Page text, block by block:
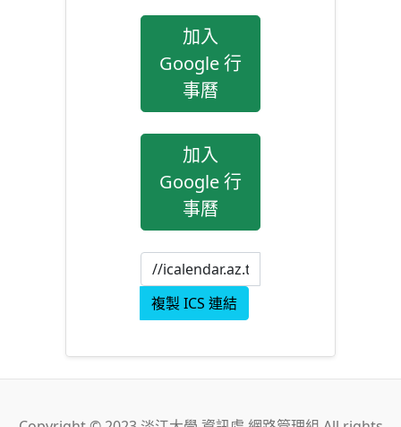
加入
Google 行
事曆
加入
Google 行
事曆
複製 ICS 連結